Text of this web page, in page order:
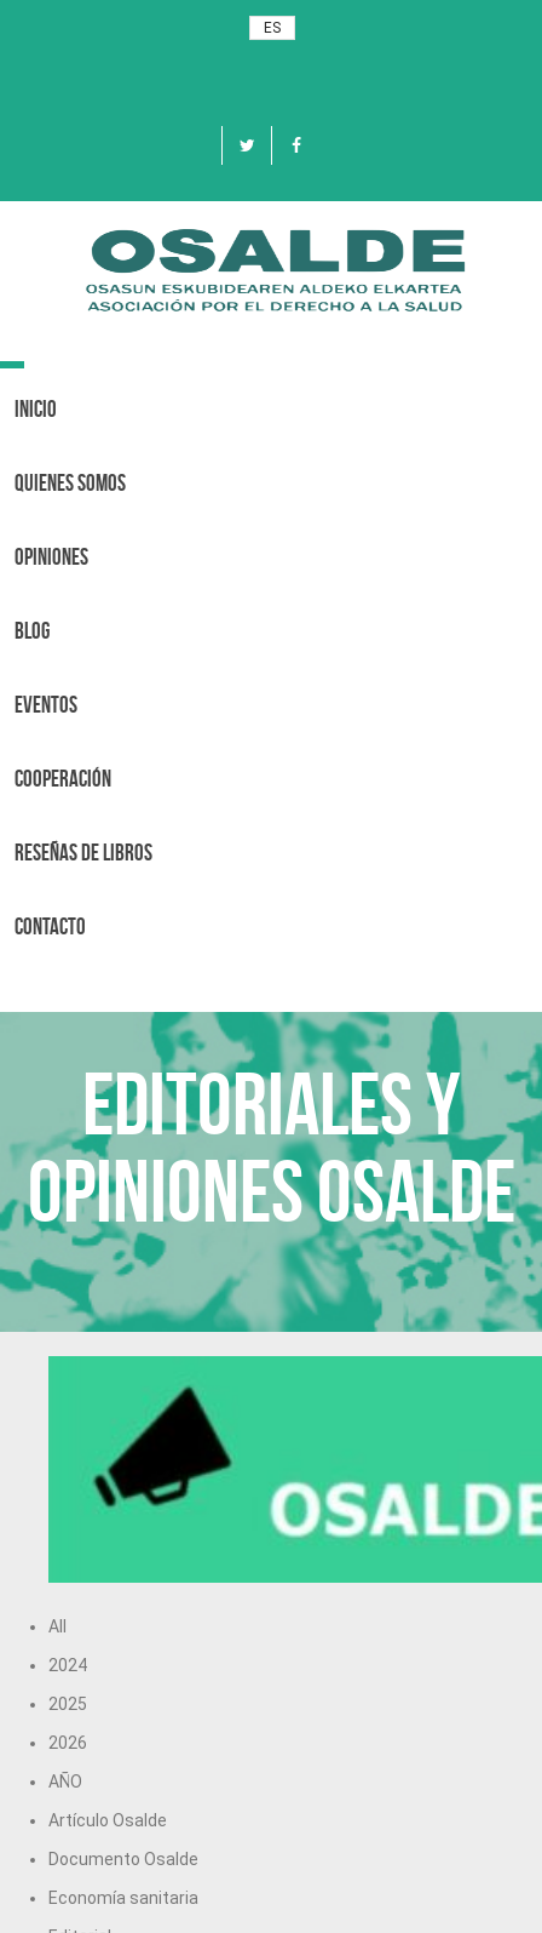
ES
Toggle
Inicio
Quienes Somos
OPINIONES
BLOG
Eventos
Cooperación
Reseñas de libros
Contacto
Editoriales y
opiniones Osalde
All
2024
2025
2026
AÑO
Artículo Osalde
Documento Osalde
Economía sanitaria